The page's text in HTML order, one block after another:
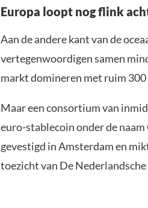
Europa loopt nog flink
Aan de andere kant van de
vertegenwoordigen samen
markt domineren met ruim
Maar een consortium van
euro-stablecoin onder de
gevestigd in Amsterdam en
toezicht van De